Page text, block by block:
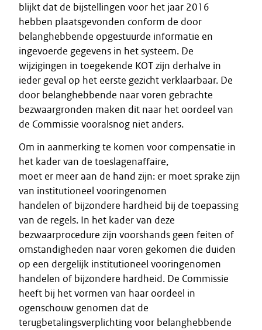
blijkt dat de bijstellingen voor het jaar 2016
hebben plaatsgevonden conform de door
belanghebbende opgestuurde informatie en
ingevoerde gegevens in het systeem. De
wijzigingen in toegekende KOT zijn derhalve in
ieder geval op het eerste gezicht verklaarbaar. De
door belanghebbende naar voren gebrachte
bezwaargronden maken dit naar het oordeel van
de Commissie vooralsnog niet anders.
Om in aanmerking te komen voor compensatie in
het kader van de toeslagenaffaire,
moet er meer aan de hand zijn: er moet sprake zijn
van institutioneel vooringenomen
handelen of bijzondere hardheid bij de toepassing
van de regels. In het kader van deze
bezwaarprocedure zijn voorshands geen feiten of
omstandigheden naar voren gekomen die duiden
op een dergelijk institutioneel vooringenomen
handelen of bijzondere hardheid. De Commissie
heeft bij het vormen van haar oordeel in
ogenschouw genomen dat de
terugbetalingsverplichting voor belanghebbende